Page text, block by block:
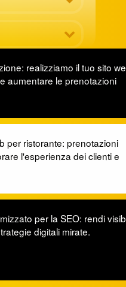
realizziamo il tuo sito
aumentare le prenotazioni
per ristorante: prenotazioni
l'esperienza dei clienti e
per la SEO: rendi
digitali mirate.